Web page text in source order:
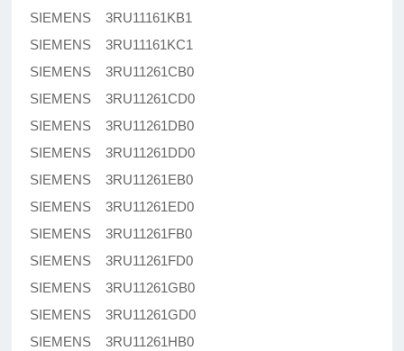
SIEMENS 3RU11161KB1
SIEMENS 3RU11161KC1
SIEMENS 3RU11261CB0
SIEMENS 3RU11261CD0
SIEMENS 3RU11261DB0
SIEMENS 3RU11261DD0
SIEMENS 3RU11261EB0
SIEMENS 3RU11261ED0
SIEMENS 3RU11261FB0
SIEMENS 3RU11261FD0
SIEMENS 3RU11261GB0
SIEMENS 3RU11261GD0
SIEMENS 3RU11261HB0